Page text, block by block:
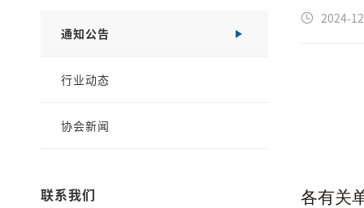
通知公告
行业动态
协会新闻
联系我们
2024-
各有关